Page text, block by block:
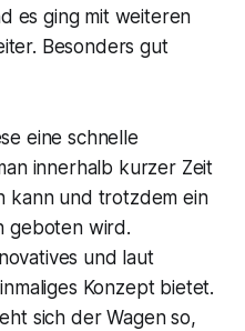
es ging mit weiteren
Besonders gut
eine schnelle
innerhalb kurzer Zeit
kann und trotzdem ein
geboten wird.
und laut
Konzept bietet.
sich der Wagen so,